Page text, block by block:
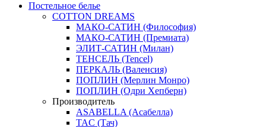
Постельное белье
COTTON DREAMS
МАКО-САТИН (Философия)
МАКО-САТИН (Премиата)
ЭЛИТ-САТИН (Милан)
ТЕНСЕЛЬ (Tencel)
ПЕРКАЛЬ (Валенсия)
ПОПЛИН (Мерлин Монро)
ПОПЛИН (Одри Хепберн)
Производитель
ASABELLA (Асабелла)
TAC (Тач)